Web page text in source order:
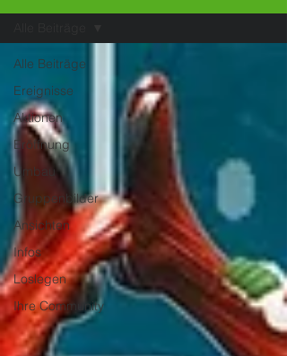
Alle Beiträge
Ereignisse
Aktionen
Eröffnung
Umbau
Gruppenbilder
Ansichten
Infos
Loslegen
Ihre Community